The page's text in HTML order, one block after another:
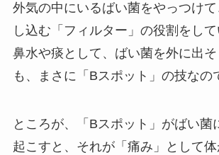
外気の中にいるばい菌をやっつけ
し込む「フィルター」の役割をして
鼻水や痰として、ばい菌を外に出
も、まさに「Bスポット」の技なの
ところが、「Bスポット」がばい菌
起こすと、それが「痛み」として体